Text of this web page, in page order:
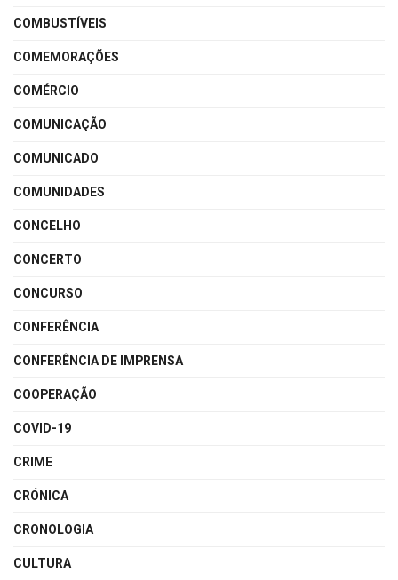
COMBUSTÍVEIS
COMEMORAÇÕES
COMÉRCIO
COMUNICAÇÃO
COMUNICADO
COMUNIDADES
CONCELHO
CONCERTO
CONCURSO
CONFERÊNCIA
CONFERÊNCIA DE IMPRENSA
COOPERAÇÃO
COVID-19
CRIME
CRÓNICA
CRONOLOGIA
CULTURA